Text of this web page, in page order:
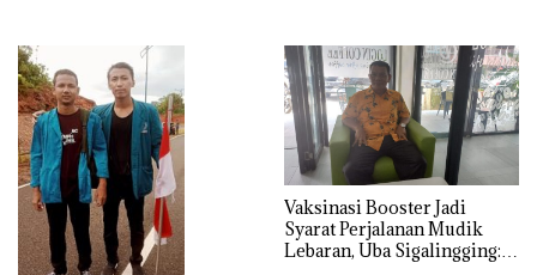
Vaksinasi Booster Jadi
Syarat Perjalanan Mudik
Lebaran, Uba Sigalingging: